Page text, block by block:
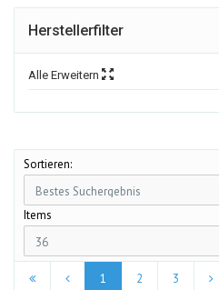
Herstellerfilter
Alle Erweitern
Sortieren:
Items
1 2 3